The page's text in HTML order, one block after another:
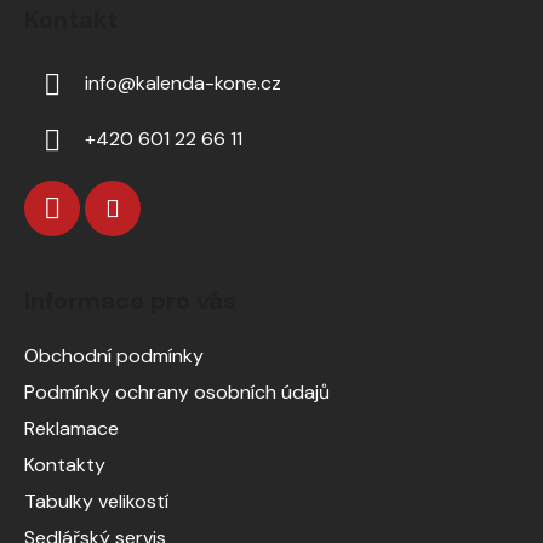
info@kalenda-kone.cz
+420 601 22 66 11
Obchodní podmínky
Podmínky ochrany osobních údajů
Reklamace
Kontakty
Tabulky velikostí
Sedlářský servis